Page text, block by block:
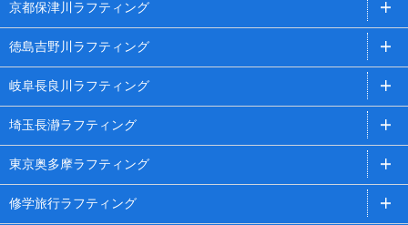
京都保津川ラフティング
徳島吉野川ラフティング
岐阜長良川ラフティング
埼玉長瀞ラフティング
東京奥多摩ラフティング
修学旅行ラフティング